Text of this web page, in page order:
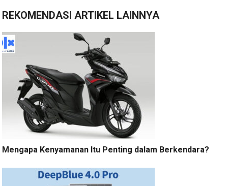
REKOMENDASI ARTIKEL LAINNYA
Mengapa Kenyamanan Itu Penting dalam Berkendara?